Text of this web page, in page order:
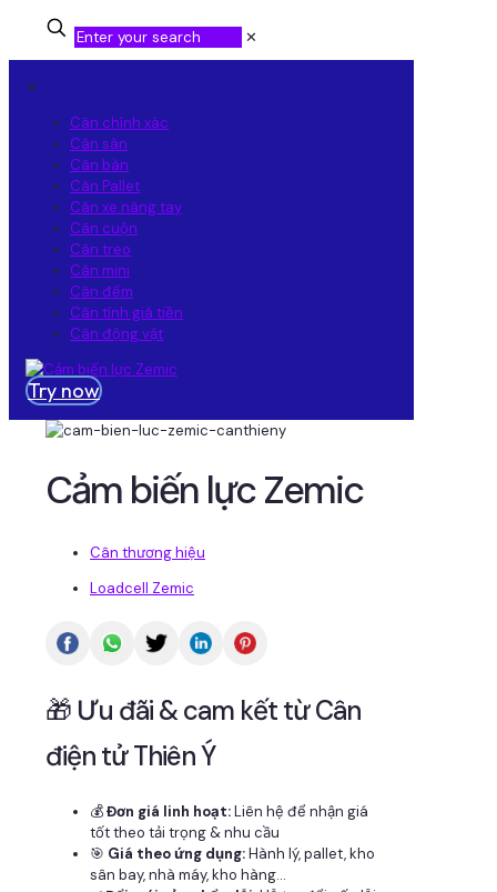
✕
✕
Cân chính xác
Cân sàn
Cân bàn
Cân Pallet
Cân xe nâng tay
Cân cuộn
Cân treo
Cân mini
Cân đếm
Cân tính giá tiền
Cân động vật
Try now
Cảm biến lực Zemic
Cân thương hiệu
Loadcell Zemic
🎁 Ưu đãi & cam kết từ Cân
điện tử Thiên Ý
💰Đơn giá linh hoạt:Liên hệ để nhận giá
tốt theo tải trọng & nhu cầu
🎯 Giá theo ứng dụng:Hành lý, pallet, kho
sân bay, nhà máy, kho hàng...